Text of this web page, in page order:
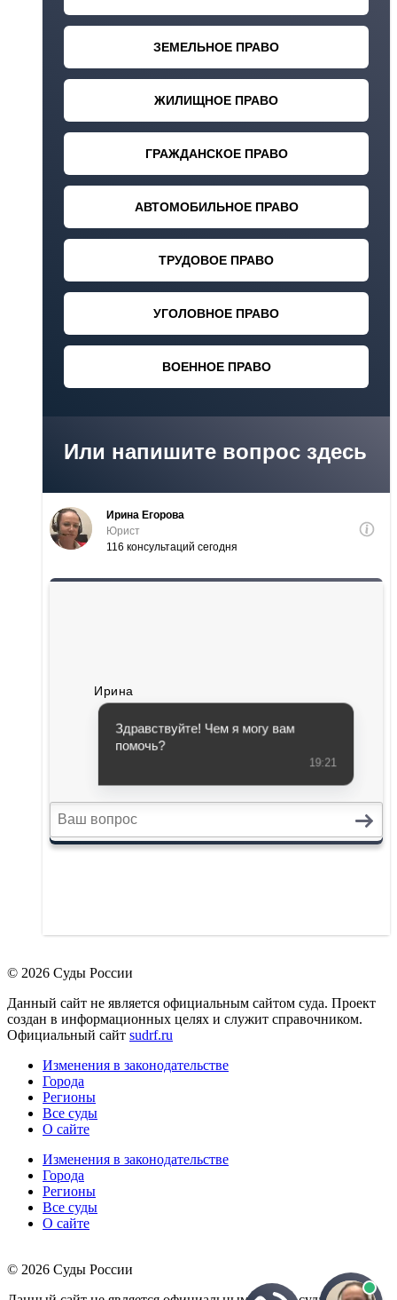
© 2026 Суды России
Данный сайт не является официальным сайтом суда. Проект
создан в информационных целях и служит справочником.
Официальный сайт sudrf.ru
Изменения в законодательстве
Города
Регионы
Все суды
О сайте
Изменения в законодательстве
Города
Регионы
Все суды
О сайте
© 2026 Суды России